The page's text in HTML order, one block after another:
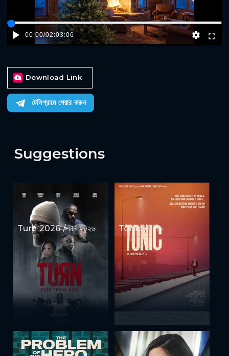
00:00/02:03:06
Download Link
টেলিগ্রামে শেয়ার করুন
Suggestions
Turn 2026 / টার্ন ২০২৬ Tonic / টনিক